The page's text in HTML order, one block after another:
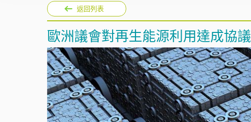
返回列表
歐洲議會對再生能源利用達成協議